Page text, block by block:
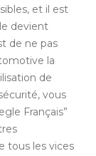
et il est
devient
de ne pas
la
de
vous
Français”
tous les vices